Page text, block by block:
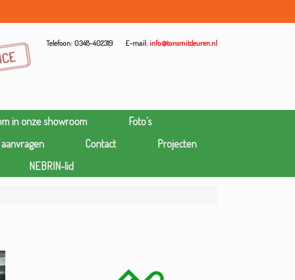
Telefoon: 0348-402319 E-mail:info@tonsmitdeuren.nl
in onze showroom
Foto’s
Contact
Projecten
NEBRIN-lid